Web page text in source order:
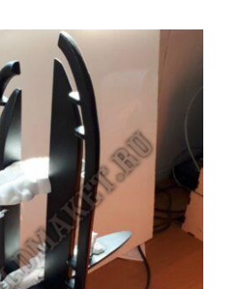
Уличный макет стелы «С горизонта